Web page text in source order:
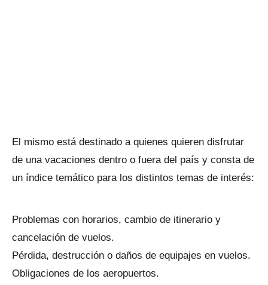
El mismo está destinado a quienes quieren disfrutar
de una vacaciones dentro o fuera del país y consta de
un índice temático para los distintos temas de interés:
Problemas con horarios, cambio de itinerario y
cancelación de vuelos.
Pérdida, destrucción o daños de equipajes en vuelos.
Obligaciones de los aeropuertos.